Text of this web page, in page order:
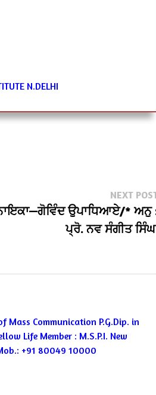
N.DELHI
NEXT
ਉਪਾਧਿਆਏ/* ਅਨੁ
ਪ੍ਰੋ. ਨਵ ਸੰਗੀਤ ਸਿੰਘ
Mass Communication P.G.Dip. in
Life Member : M.S.P.I. New
+91 80049 10000